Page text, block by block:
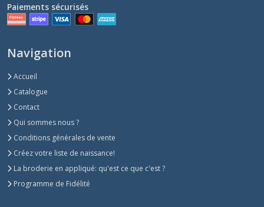
Paiements sécurisés
Navigation
Accueil
Catalogue
Contact
Qui sommes nous ?
Conditions générales de vente
Créez votre liste de naissance!
La broderie en appliqué: qu'est ce que c'est ?
Programme de Fidélité